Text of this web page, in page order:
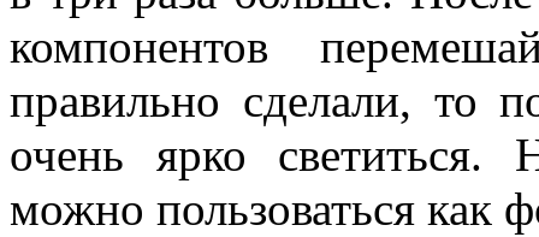
компонентов
правильно сделали, то
очень ярко
можно пользоваться как